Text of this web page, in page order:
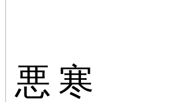
悪寒